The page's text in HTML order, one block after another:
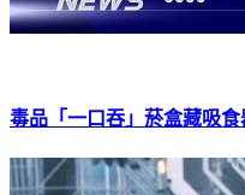
毒品「一口吞」菸盒藏吸